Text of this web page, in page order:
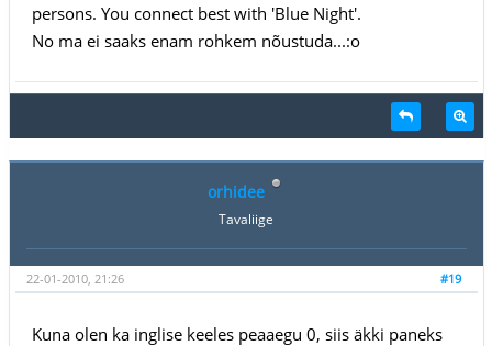
persons. You connect best with 'Blue Night'.
No ma ei saaks enam rohkem nõustuda...:o
orhidee
Tavaliige
#19
22-01-2010, 21:26
Kuna olen ka inglise keeles peaaegu 0, siis äkki paneks